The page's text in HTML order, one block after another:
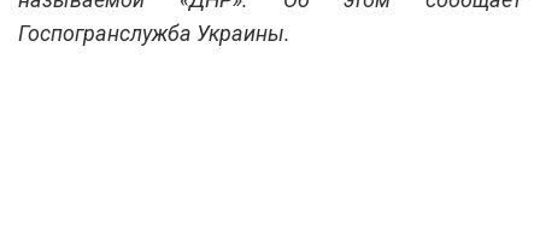
Госпогранслужба Украины.